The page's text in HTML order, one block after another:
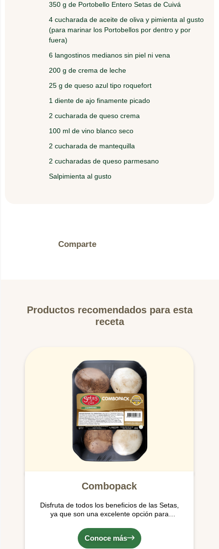
350 g de Portobello Entero Setas de Cuivá
4 cucharada de aceite de oliva y pimienta al gusto
(para marinar los Portobellos por dentro y por
fuera)
6 langostinos medianos sin piel ni vena
200 g de crema de leche
25 g de queso azul tipo roquefort
1 diente de ajo finamente picado
2 cucharada de queso crema
100 ml de vino blanco seco
2 cucharada de mantequilla
2 cucharadas de queso parmesano
Salpimienta al gusto
En mantequilla saltee los tallos de los Portobello
con el ajo, adicione 2 langostinos en trozos
grandes y saltee por 2 minutos.
Bañe con la salsa hecha de crema de leche,
con el vino.
Adicione el perejil al relleno.
Cubra cada Portobello con el relleno, espolvoree
Comparte
Productos recomendados para esta
receta
Combopack
Disfruta de todos los beneficios de las Setas,
ya que son una excelente opción para
vitaminas y minerales y su bajo aporte de
calorías y grasas.
Conoce más